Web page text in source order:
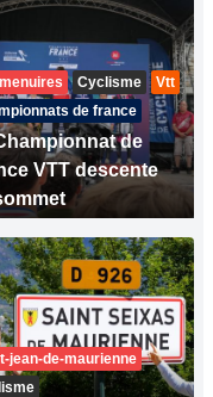
Cyclisme
Vtt
de france
de
VTT descente
jean-de-maurienne